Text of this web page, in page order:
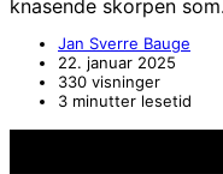
knasende skorpen
Jan Sverre Bauge
22. januar 2025
330 visninger
3 minutter lesetid